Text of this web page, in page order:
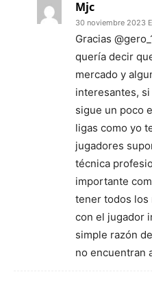
Mjc
30 noviembre 2023
Gracias
quería decir
mercado y
interesantes,
sigue un poco
ligas como yo
jugadores
técnica
importante
tener todos los
con el jugador
simple razón
no encuentran